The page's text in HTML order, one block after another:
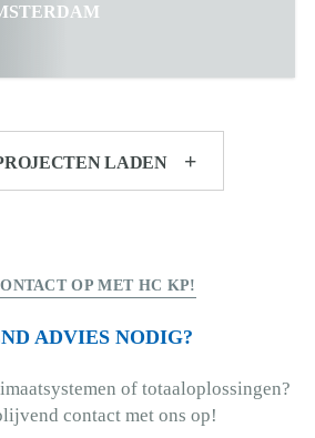
LADEN
OP MET HC KP!
ADVIES NODIG?
of totaaloplossingen?
contact met ons op!